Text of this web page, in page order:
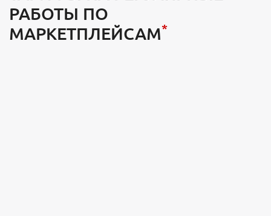
РАБОТЫ ПО
МАРКЕТПЛЕЙСАМ*